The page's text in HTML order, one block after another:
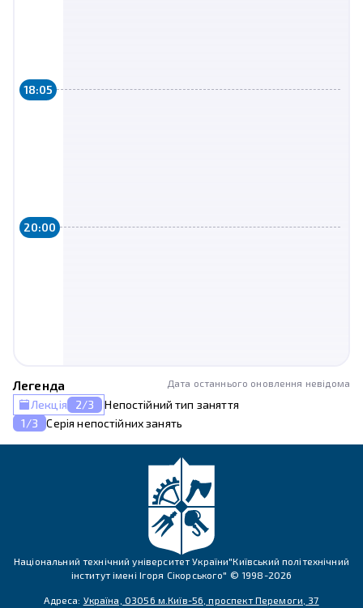
18:05
20:00
Легенда Дата останнього оновлення невідома
Лекція 2/3
Непостійний тип заняття
1/3
Серія непостійних занять
Національний технічний університет України"Київський політехнічний
інститут імені Ігоря Сікорського" © 1998-2026
Адреса: Україна, 03056 м.Київ-56, проспект Перемоги, 37